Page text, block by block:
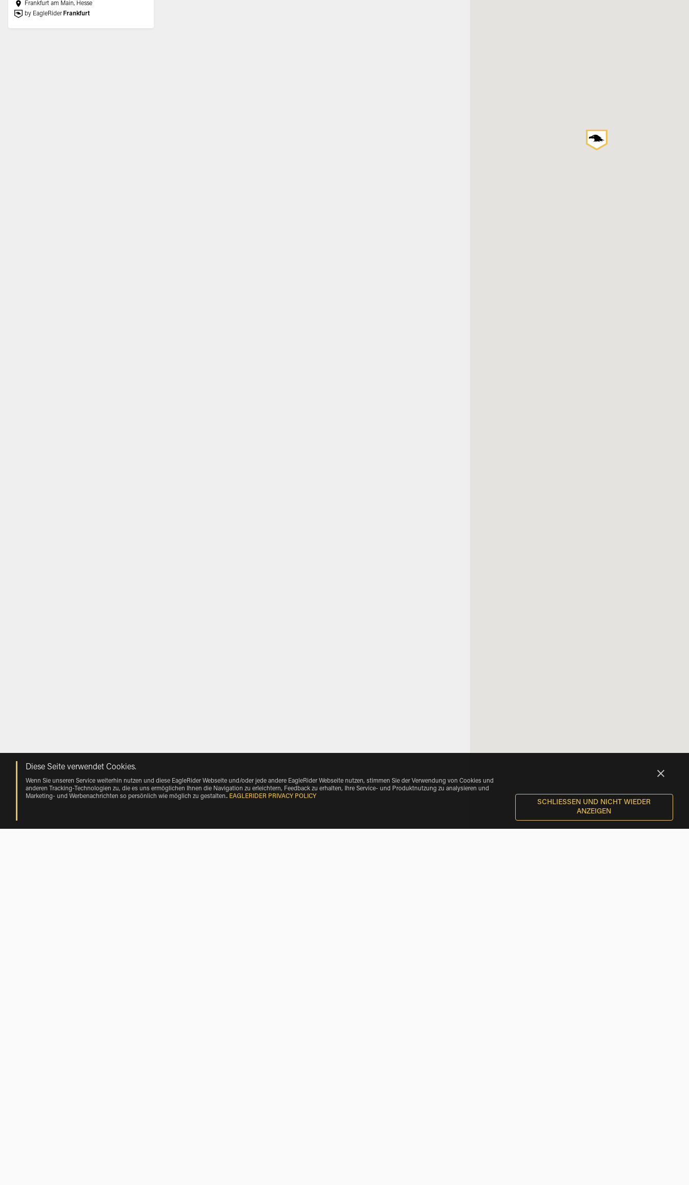
Frankfurt am Main, Hesse
by EagleRider Frankfurt
Diese Seite verwendet Cookies.
Wenn Sie unseren Service weiterhin nutzen und diese EagleRider Webseite und/oder jede andere EagleRider Webseite nutzen, stimmen Sie der Verwendung von Cookies und
anderen Tracking-Technologien zu, die es uns ermöglichen Ihnen die Navigation zu erleichtern, Feedback zu erhalten, Ihre Service- und Produktnutzung zu analysieren und
Marketing- und Werbenachrichten so persönlich wie möglich zu gestalten.. EAGLERIDER PRIVACY POLICY
SCHLIESSEN UND NICHT WIEDER A
NZEIGEN